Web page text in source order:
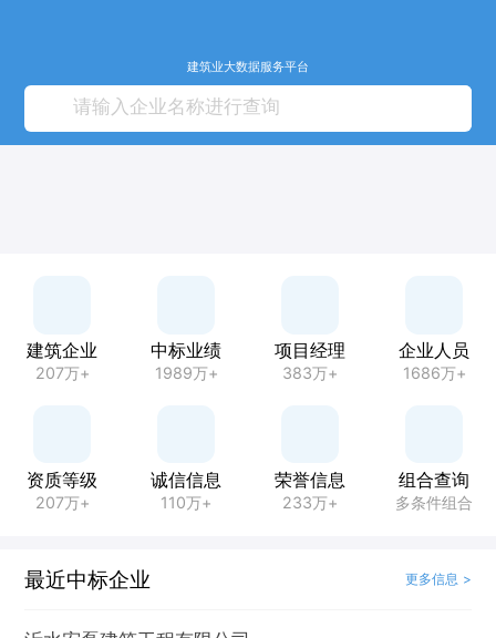
建筑业大数据服务平台
建筑企业
207万+
中标业绩
1989万+
项目经理
383万+
企业人员
1686万+
资质等级
207万+
诚信信息
110万+
荣誉信息
233万+
组合查询
多条件组合
最近中标企业 更多信息 >